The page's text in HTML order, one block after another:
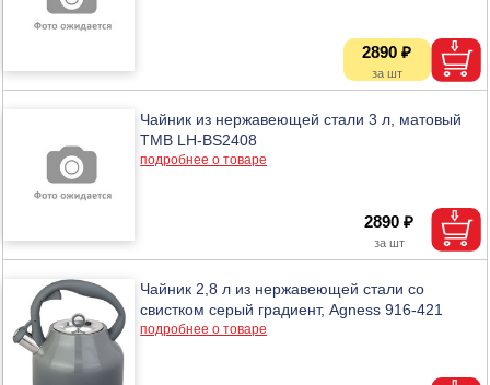
2890 ₽
Чайник из нержавеющей стали 3 л, матовый
ТМВ LH-BS2408
подробнее о товаре
2890 ₽
Чайник 2,8 л из нержавеющей стали со
свистком серый градиент, Agness 916-421
подробнее о товаре